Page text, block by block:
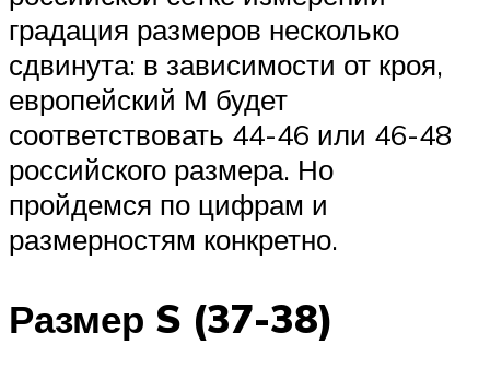
градация размеров несколько
сдвинута: в зависимости от кроя,
европейский М будет
соответствовать 44-46 или 46-48
российского размера. Но
пройдемся по цифрам и
размерностям конкретно.
Размер S (37-38)